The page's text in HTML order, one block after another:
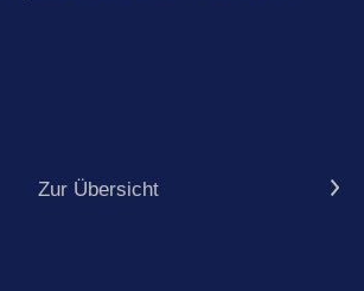
Zur Übersicht Nächster Artikel